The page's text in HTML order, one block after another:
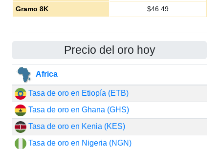
Gramo 8K
$46.49
Precio del oro hoy
Africa
Tasa de oro en Etiopía (ETB)
Tasa de oro en Ghana (GHS)
Tasa de oro en Kenia (KES)
Tasa de oro en Nigeria (NGN)